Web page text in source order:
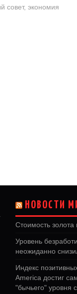
совет, экономия
НОВОСТИ
Стоимость
Уровень
неожиданно
Индекс
America достиг
"бычьего" уровня